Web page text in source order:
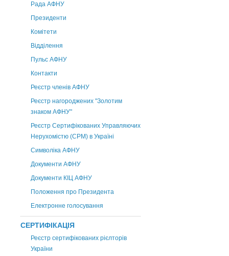
Рада АФНУ
Президенти
Комітети
Відділення
Пульс АФНУ
Контакти
Реєстр членів АФНУ
Реєстр нагороджених "Золотим
знаком АФНУ"
Реєстр Сертифікованих Управляючих
Нерухомістю (CPM) в Україні
Символіка АФНУ
Документи АФНУ
Документи КІЦ АФНУ
Положення про Президента
Електронне голосування
СЕРТИФІКАЦІЯ
Реєстр сертифікованих рієлторів
України